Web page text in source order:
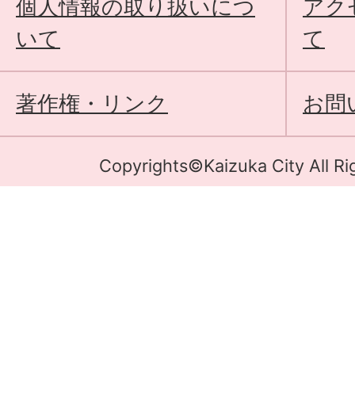
個人情報の取り扱いにつ
いて
アク
て
著作権・リンク お問
Copyrights©Kaizuka City All